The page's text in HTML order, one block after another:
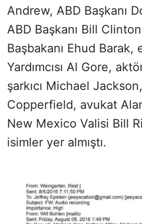
Andrew, ABD Başkanı
ABD Başkanı Bill
Başbakanı Ehud Barak,
Yardımcısı Al Gore,
şarkıcı Michael
Copperfield, avukat
New Mexico Valisi Bill
isimler yer almıştı.